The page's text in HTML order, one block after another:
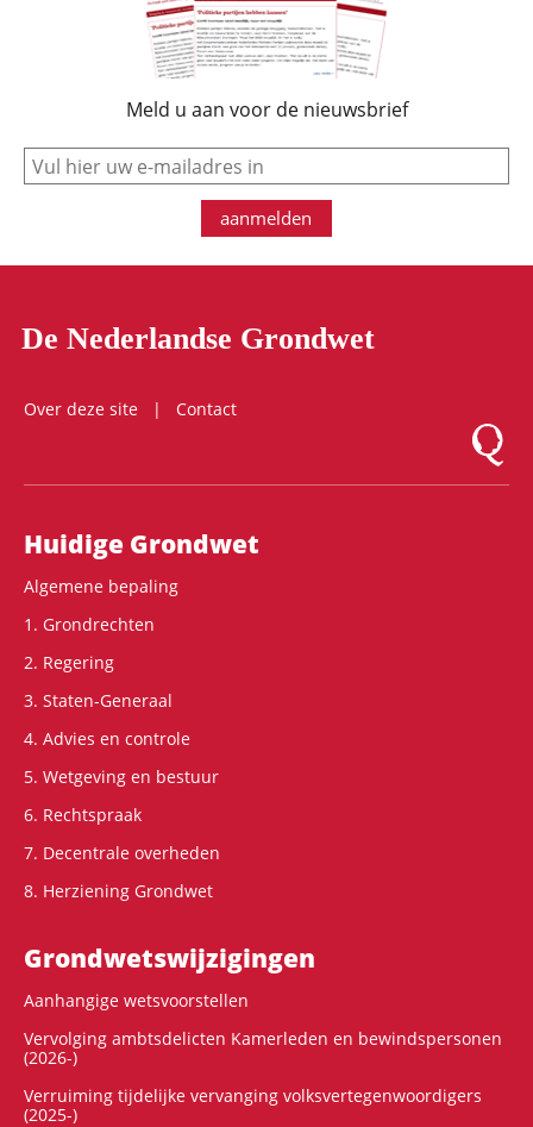
Meld u aan voor de nieuwsbrief
e-mail
aanmelden
De Nederlandse Grondwet
Over deze site
Contact
Logo
Hoofdnavigatie
Huidige Grondwet
Algemene bepaling
1. Grondrechten
2. Regering
3. Staten-Generaal
4. Advies en controle
5. Wetgeving en bestuur
6. Rechtspraak
7. Decentrale overheden
8. Herziening Grondwet
Grondwets­wijzigingen
Aanhangige wetsvoorstellen
Vervolging ambtsdelicten Kamerleden en bewindspersonen
(2026-)
Verruiming tijdelijke vervanging volksvertegenwoordigers
(2025-)